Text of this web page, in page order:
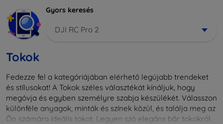
Gyors keresés
DJI RC Pro 2
Tokok
Fedezze fel a kategóriájában elérhető legújabb trendeket
és stílusokat! A Tokok széles választékát kínáljuk, hogy
megóvja és egyben személyre szabja készülékét. Válasszon
különféle anyagok, minták és színek közül, és találja meg az
Ön számára ideális tokot. Legyen szó elegáns bőr tokokról,